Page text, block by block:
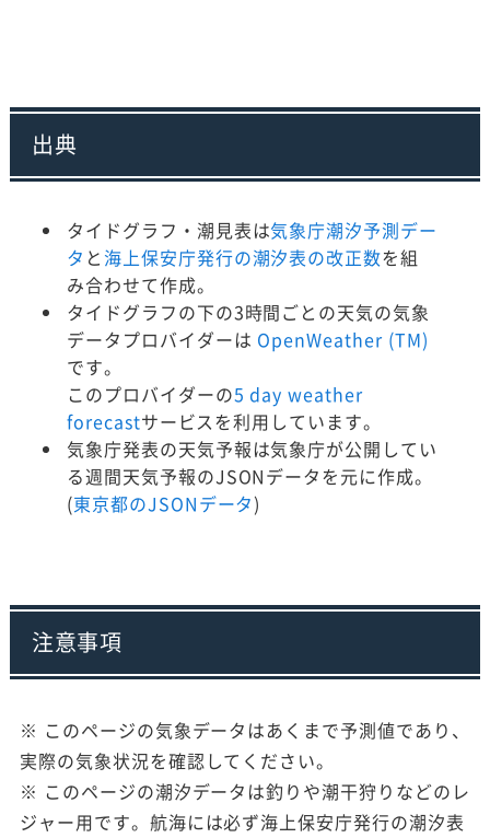
出典
タイドグラフ・潮見表は気象庁潮汐予測デー
タ と 海上保安庁発行の潮汐表の改正数を組
み合わせて作成。
タイドグラフの下の3時間ごとの天気の気象
データプロバイダーは OpenWeather (TM)
です。
このプロバイダーの5 day weather
forecastサービスを利用しています。
気象庁発表の天気予報は気象庁が公開してい
る週間天気予報のJSONデータを元に作成。
(東京都のJSONデータ)
注意事項
※ このページの気象データはあくまで予測値であり、
実際の気象状況を確認してください。
※ このページの潮汐データは釣りや潮干狩りなどのレ
ジャー用です。航海には必ず海上保安庁発行の潮汐表